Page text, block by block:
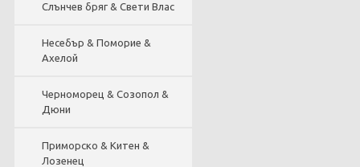
Слънчев бряг & Свети Влас
Несебър & Поморие &
Ахелой
Черноморец & Созопол &
Дюни
Приморско & Китен &
Лозенец